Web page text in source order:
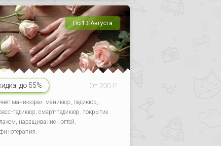
По 13 Августа
до 55% От 200 Р.
маникюра»: маникюр, педикюр,
педикюр, смарт-педикюр, покрытие
наращивание ногтей,